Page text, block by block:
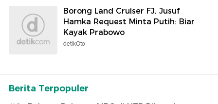
Borong Land Cruiser FJ, Jusuf
Hamka Request Minta Putih: Biar
Kayak Prabowo
detikOto
Berita Terpopuler